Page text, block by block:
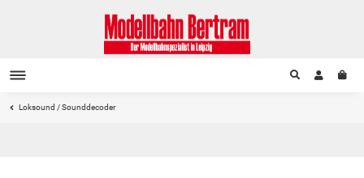
Loksound / Sounddecoder